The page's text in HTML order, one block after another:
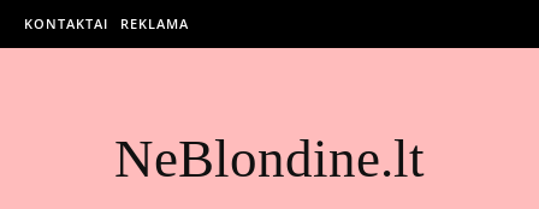
KONTAKTAI REKLAMA
NeBlondine.lt